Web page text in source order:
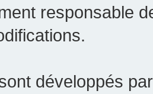
responsable
développés